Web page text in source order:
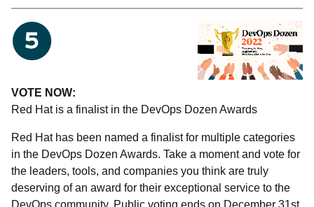
VOTE NOW:
Red Hat is a finalist in the DevOps Dozen Awards
Red Hat has been named a finalist for multiple categories
in the DevOps Dozen Awards. Take a moment and vote for
the leaders, tools, and companies you think are truly
deserving of an award for their exceptional service to the
DevOps community. Public voting ends on December 31st.